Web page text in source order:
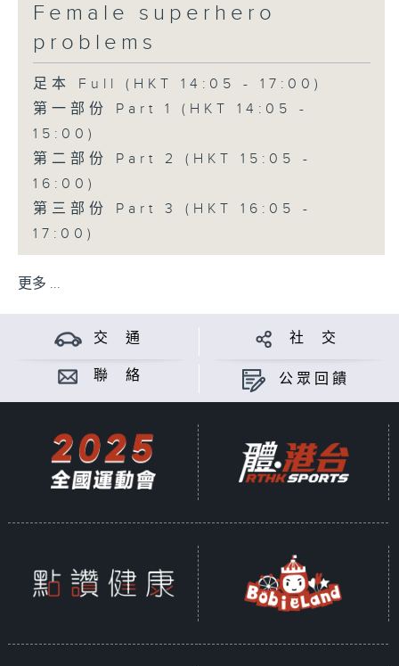
Female superhero
problems
足本 Full (HKT 14:05 - 17:00)
第一部份 Part 1 (HKT 14:05 -
15:00)
第二部份 Part 2 (HKT 15:05 -
16:00)
第三部份 Part 3 (HKT 16:05 -
17:00)
更多 ...
交 通 社 交
聯 絡 公眾回饋